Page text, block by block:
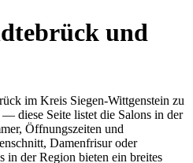
und
im Kreis Siegen-Wittgenstein zu
diese Seite listet die Salons in der
Öffnungszeiten und
Damenfrisur oder
der Region bieten ein breites